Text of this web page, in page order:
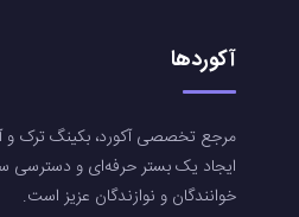
آکوردها
مرجع تخصصی آکورد، بکینگ ترک
ایجاد یک بستر حرفه‌ای و دسترسی
خوانندگان و نوازندگان عزیز است.